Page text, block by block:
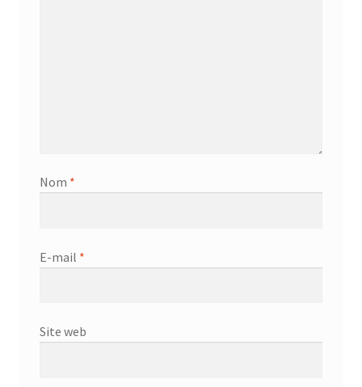
Nom *
E-mail *
Site web